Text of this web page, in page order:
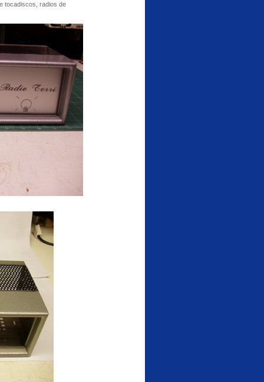
tocadiscos, radios de